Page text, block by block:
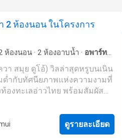
2 ห้องนอน ในโครงการ
ห้องนอน · 2 ห้องอาบน้ำ · อพาร์ท
ห้องครัวพร้อมอุปกรณ์
ครัว
นดาดฟ้า·สระว่ายน้ำ ·ลานระเบียง
·เจ้าหน้าที่อำนวยความสะดวก·
วา สมุย ดูโอ้) วิลล่าสุดหรูบนเนิน
ด่ำกับทัศนียภาพแห่งความงามที่
องทะเลอ่าวไทย พร้อมสัมผัส
ติมเต็มคุณภาพการอยู่อาศัยด้วย
ล์ร่วมสมัย ที่มีการผสมผสาน
ยังคงไว้ซึ่งความคลาสสิก กลาย
ดูรายละเอียด